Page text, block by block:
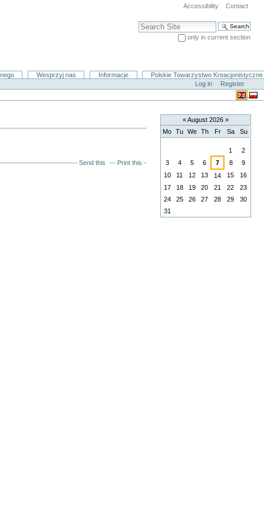
Accessibility Contact
Search Site
only in current section
Wesprzyj nas Informacje
Polskie Towarzystwo Kreacjonistyczne
Log in
Register
Send this Print this
«August 2026 »
Mo Tu We Th Fr Sa Su
1
2
3
4 5 6 7 8
9
10
11 12 13 14 15
16
17
18 19 20 21 22
23
24
25 26 27 28 29
30
31